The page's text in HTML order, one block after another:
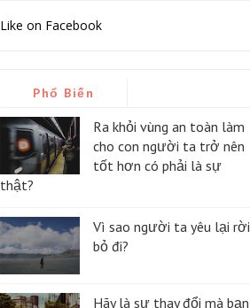
Like on Facebook
Phổ Biến
Ra khỏi vùng an toàn làm
cho con người ta trở nên
tốt hơn có phải là sự
thật?
Vì sao người ta yêu lại rời
bỏ đi?
Hãy là sự thay đổi mà bạn